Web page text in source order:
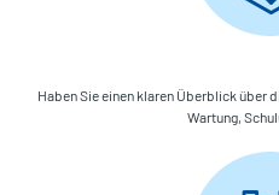
Haben Sie einen klaren Überblick über
Wartung,